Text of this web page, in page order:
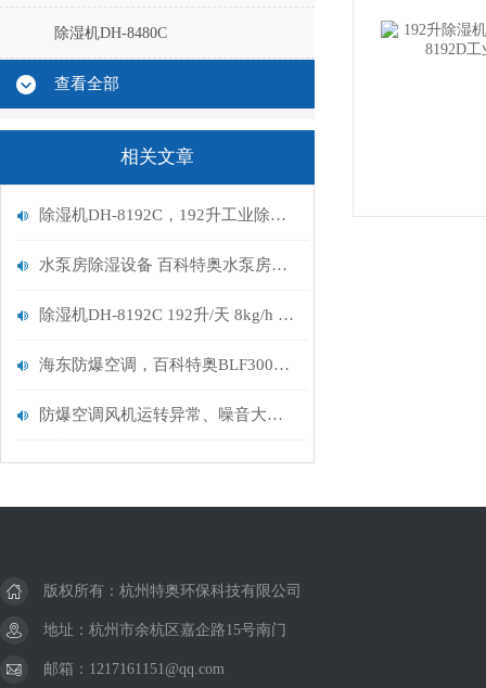
除湿机DH-8480C
查看全部
相关文章
除湿机DH-8192C，192升工业除湿机，除湿量 8kg/h（192升/天）
水泵房除湿设备 百科特奥水泵房除湿机DH-8192C
除湿机DH-8192C 192升/天 8kg/h 仓库工业除湿机
海东防爆空调，百科特奥BLF300，海北防爆空调组合式（120匹）
防爆空调风机运转异常、噪音大故障有效处理方案
版权所有：杭州特奥环保科技有限公司
地址：杭州市余杭区嘉企路15号南门
邮箱：1217161151@qq.com